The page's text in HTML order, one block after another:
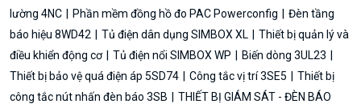
lường 4NC
Phần mềm đồng hồ đo PAC Powerconfig
Đèn tầng
báo hiệu 8WD42
Tủ điện dân dụng SIMBOX XL
Thiết bị quản lý và
điều khiển động cơ
Tủ điện nổi SIMBOX WP
Biến dòng 3UL23
Thiết bị bảo vệ quá điện áp 5SD74
Công tắc vị trí 3SE5
Thiết bị
công tắc nút nhấn đèn báo 3SB
THIẾT BỊ GIÁM SÁT - ĐÈN BÁO